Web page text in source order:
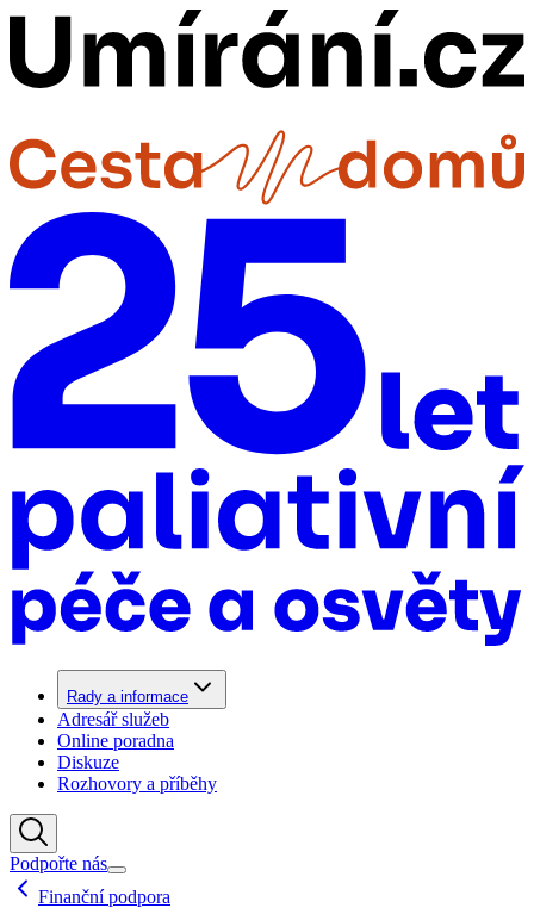
Rady a informace
Adresář služeb
Online poradna
Diskuze
Rozhovory a příběhy
Podpořte nás
Finanční podpora